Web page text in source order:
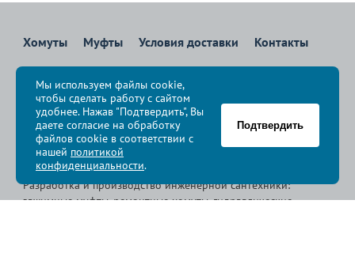
Хомуты Муфты Условия доставки Контакты
8 800 700-83-36
Звоните бесплатно с 08:00 до 17:00 по Москве
политика конфиденциальности
© Группа компаний « », 2009-2026
Разработка и производство инженерной сантехники:
зажимные муфты, ремонтные хомуты, гидравлические
Мы используем файлы cookie,
чтобы сделать работу с сайтом
удобнее. Нажав "Подтвердить", Вы
даете согласие на обработку
файлов cookie в соответствии с
нашей политикой
конфиденциальности.
Подтвердить